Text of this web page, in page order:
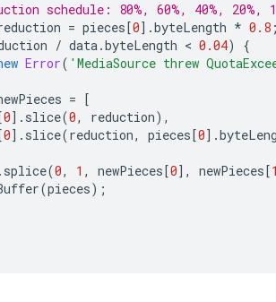
schedule: 80%, 60%, 40%,
= pieces [0].byteLength * 0.8
/ data.byteLength < 0.04)
{
Error( 'MediaSource threw
=
[
[0]. slice(0, reduction),
[0]. slice(reduction, pieces [0].
. splice(0, 1 , newPieces [0], newPieces [
(pieces);